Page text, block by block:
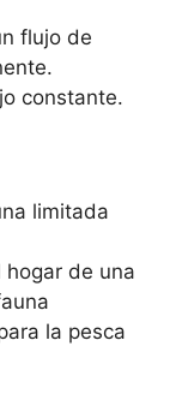
flujo de
constante.
limitada
hogar de una
la pesca